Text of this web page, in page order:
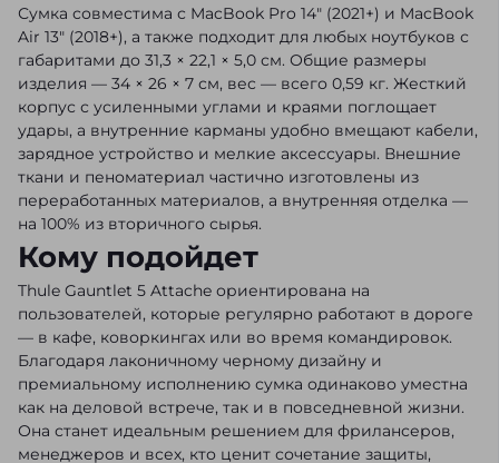
Сумка совместима с MacBook Pro 14" (2021+) и MacBook
Air 13" (2018+), а также подходит для любых ноутбуков с
габаритами до 31,3 × 22,1 × 5,0 см. Общие размеры
изделия — 34 × 26 × 7 см, вес — всего 0,59 кг. Жесткий
корпус с усиленными углами и краями поглощает
удары, а внутренние карманы удобно вмещают кабели,
зарядное устройство и мелкие аксессуары. Внешние
ткани и пеноматериал частично изготовлены из
переработанных материалов, а внутренняя отделка —
на 100% из вторичного сырья.
Кому подойдет
Thule Gauntlet 5 Attache ориентирована на
пользователей, которые регулярно работают в дороге
— в кафе, коворкингах или во время командировок.
Благодаря лаконичному черному дизайну и
премиальному исполнению сумка одинаково уместна
как на деловой встрече, так и в повседневной жизни.
Она станет идеальным решением для фрилансеров,
менеджеров и всех, кто ценит сочетание защиты,